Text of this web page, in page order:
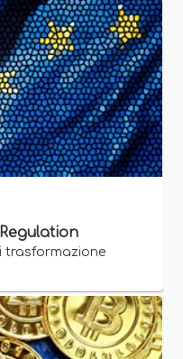
trasformazione